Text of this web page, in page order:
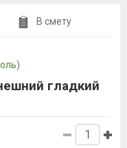
В смету
гладкий